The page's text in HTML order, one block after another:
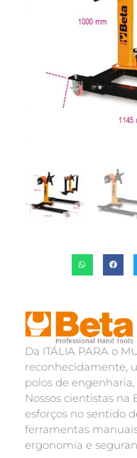
Da ITÁLIA PARA o
reconhecidamente,
polos de
Nossos cientistas
esforços no sentido
ferramentas
ergonomia e